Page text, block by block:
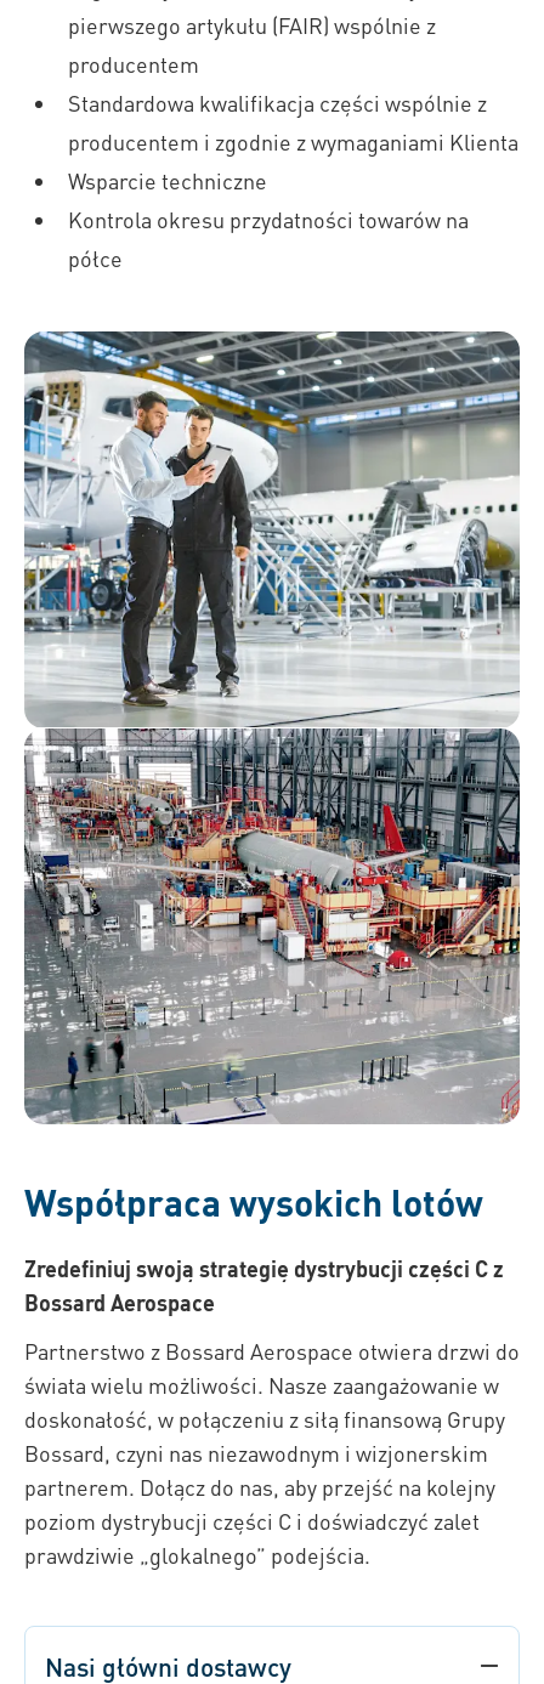
pierwszego artykułu (FAIR) wspólnie z
producentem
Standardowa kwalifikacja części wspólnie z
producentem i zgodnie z wymaganiami Klienta
Wsparcie techniczne
Kontrola okresu przydatności towarów na
półce
Współpraca wysokich lotów
Zredefiniuj swoją strategię dystrybucji części C z
Bossard Aerospace
Partnerstwo z Bossard Aerospace otwiera drzwi do
świata wielu możliwości. Nasze zaangażowanie w
doskonałość, w połączeniu z siłą finansową Grupy
Bossard, czyni nas niezawodnym i wizjonerskim
partnerem. Dołącz do nas, aby przejść na kolejny
poziom dystrybucji części C i doświadczyć zalet
prawdziwie „glokalnego” podejścia.
Nasi główni dostawcy